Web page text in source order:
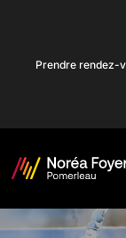
contentPrendre rendez-